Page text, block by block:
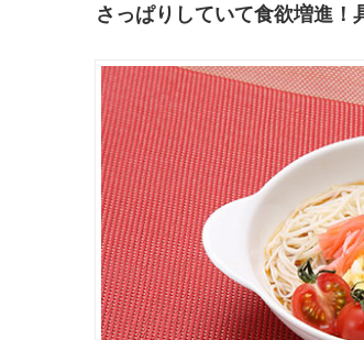
さっぱりしていて食欲増進！